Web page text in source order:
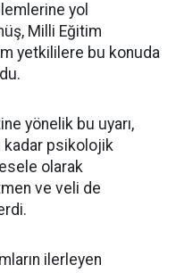
yol
Milli Eğitim
yetkililere bu konuda
yönelik bu uyarı,
psikolojik
olarak
ve veli de
ilerleyen